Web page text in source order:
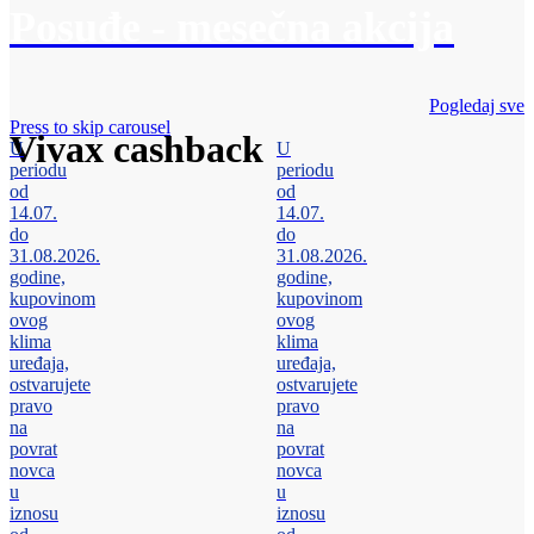
Vivax cashback
Pogledaj sve
Press to skip carousel
U
periodu
od
14.07.
do
31.08.2026.
godine,
kupovinom
ovog
klima
uređaja,
ostvarujete
pravo
na
povrat
novca
u
iznosu
U
periodu
od
14.07.
do
31.08.2026.
godine,
kupovinom
ovog
klima
uređaja,
ostvarujete
pravo
na
povrat
novca
u
iznosu